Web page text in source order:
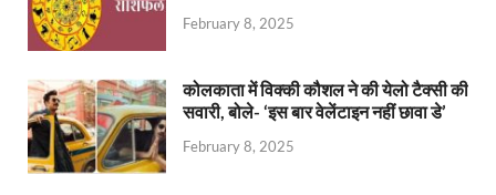
February 8, 2025
कोलकाता में विक्की कौशल ने की येलो टैक्सी की
सवारी, बोले- ‘इस बार वेलेंटाइन नहीं छावा डे’
February 8, 2025